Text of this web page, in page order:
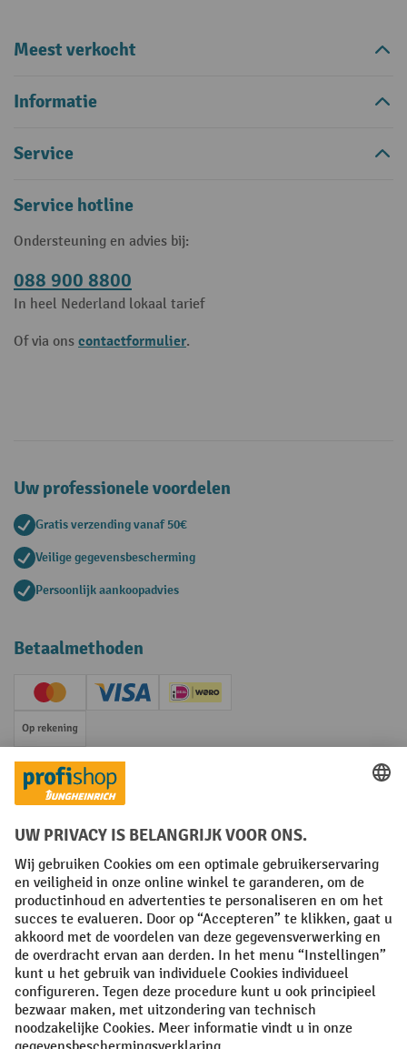
Meest verkocht
Informatie
Service
Service hotline
Ondersteuning en advies bij:
088 900 8800
In heel Nederland lokaal tarief
Of via ons contactformulier.
Uw professionele voordelen
Gratis verzending vanaf 50€
Veilige gegevensbescherming
Persoonlijk aankoopadvies
Betaalmethoden
Creditcard (Master)Creditcard (Visa)iDEAL | Wero
Op rekening
Sociale netwerken
Facebook
YouTube
LinkedIn
Instagram
Algemene leveringsvoorwaarden Copyright
Privacyverklaring Privacy Instellingen
All prices excl. VAT plusshipping costsand possible delivery charges,
if not stated otherwise.